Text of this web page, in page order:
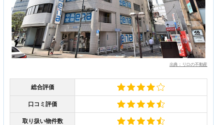
出典：リロの不動産
総合評価
口コミ評価
取り扱い物件数